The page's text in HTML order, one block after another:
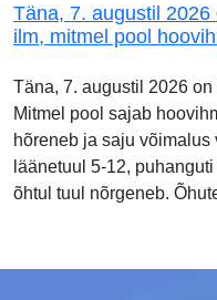
Täna, 7. augustil
ilm, mitmel pool
Täna, 7. augustil 2026
Mitmel pool sajab
hõreneb ja saju
läänetuul 5-12,
õhtul tuul nõrgeneb.